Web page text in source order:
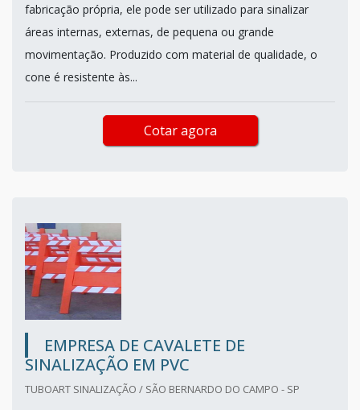
fabricação própria, ele pode ser utilizado para sinalizar
áreas internas, externas, de pequena ou grande
movimentação. Produzido com material de qualidade, o
cone é resistente às...
Cotar agora
EMPRESA DE CAVALETE DE
SINALIZAÇÃO EM PVC
TUBOART SINALIZAÇÃO / SÃO BERNARDO DO CAMPO - SP